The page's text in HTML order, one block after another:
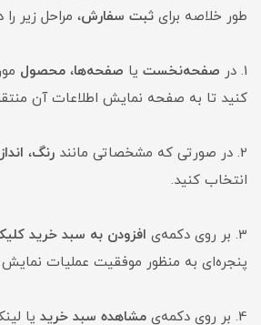
طور خلاصه برای ثبت سفارش، مراحل زیر را
1. در صفحه‌نخست یا صفحه‌ها، محصول
کنید تا به صفحه نمایش اطلاعات آن
2. در صورتی که مشخصاتی مانند رنگ،
انتخاب کنید.
3. بر روی دکمه‌ی افزودن به سبد خرید
پنجره‌ای به منظور موفقیت عملیات
4. بر روی دکمه‌ی مشاهده سبد خرید یا